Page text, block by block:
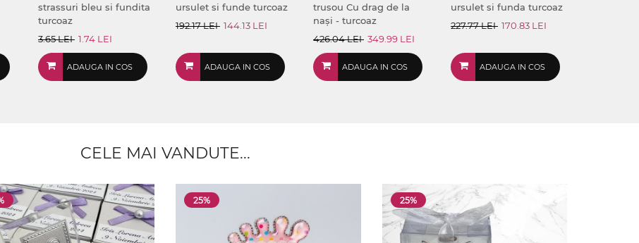
strassuri bleu si fundita
turcoaz
3.65 LEI 1.74 LEI
ADAUGA IN COS
ursulet si funde turcoaz
192.17 LEI 144.13 LEI
ADAUGA IN COS
trusou Cu drag de la
nași - turcoaz
426.04 LEI 349.99 LEI
ADAUGA IN COS
ursulet si funda turcoaz
227.77 LEI 170.83 LEI
ADAUGA IN COS
CELE MAI VANDUTE...
25% 25%